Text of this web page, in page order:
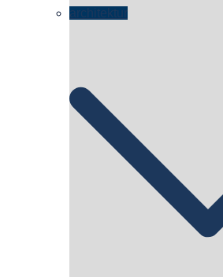
architektur